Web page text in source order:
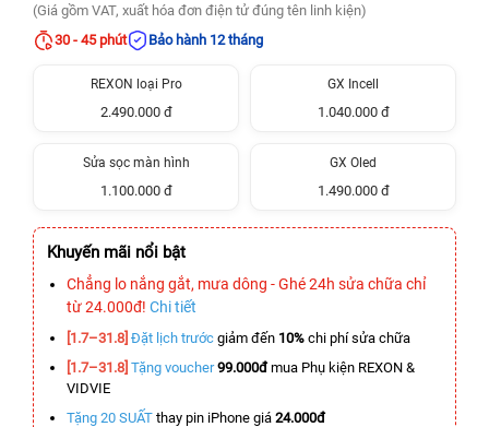
(Giá gồm VAT, xuất hóa đơn điện tử đúng tên linh kiện)
30 - 45 phút
Bảo hành 12 tháng
REXON loại Pro
2.490.000 đ
GX Incell
1.040.000 đ
Sửa sọc màn hình
1.100.000 đ
GX Oled
1.490.000 đ
Khuyến mãi nổi bật
Chẳng lo nắng gắt, mưa dông - Ghé 24h sửa chữa chỉ
từ 24.000đ! Chi tiết
[1.7–31.8] Đặt lịch trước giảm đến 10% chi phí sửa chữa
[1.7–31.8] Tặng voucher 99.000đmua Phụ kiện REXON &
VIDVIE
Tặng 20 SUẤT thay pin iPhone giá 24.000đ